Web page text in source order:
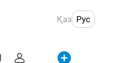
Қаз Рус